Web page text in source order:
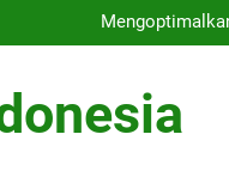
Mutu Internal : Faktor
Mutu Internal : Faktor